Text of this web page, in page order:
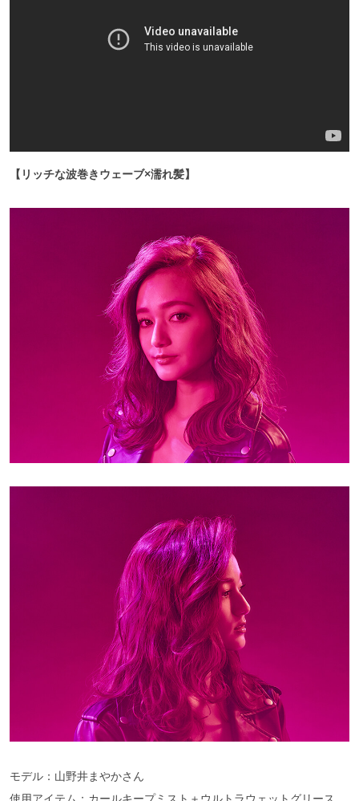
【リッチな波巻きウェーブ×濡れ髪】
モデル：山野井まやかさん